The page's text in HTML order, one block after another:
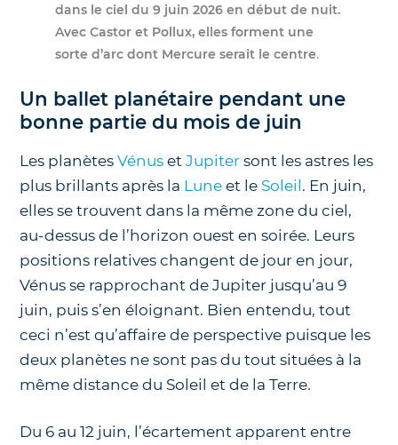
dans le ciel du 9 juin 2026 en début de nuit.
Avec Castor et Pollux, elles forment une
sorte d’arc dont Mercure serait le centre.
Un ballet planétaire pendant une
bonne partie du mois de juin
Les planètesVénus etJupiter sont les astres les
plus brillants après la Lune et le Soleil. En juin,
elles se trouvent dans la même zone du ciel,
au-dessus de l’horizon ouest en soirée. Leurs
positions relatives changent de jour en jour,
Vénus se rapprochant de Jupiter jusqu’au 9
juin, puis s’en éloignant. Bien entendu, tout
ceci n’est qu’affaire de perspective puisque les
deux planètes ne sont pas du tout situées à la
même distance du Soleil et de la Terre.
Du 6 au 12 juin, l’écartement apparent entre